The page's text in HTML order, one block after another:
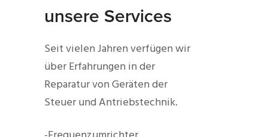
unsere Services
Seit vielen Jahren verfügen wir
über Erfahrungen in der
Reparatur von Geräten der
Steuer und Antriebstechnik.